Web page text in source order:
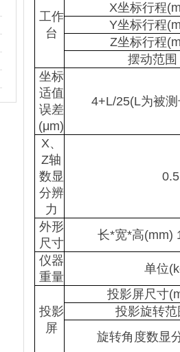
工作
台
X坐标行程
Y坐标行程
Z坐标行程
摆动范围
坐标
适值
误差
(μm)
4+L/25(L为被
X、
Z轴
数显
分辨
力
外形
尺寸
长*宽*高(mm)
仪器
重量
单位
投影
屏
投影屏尺寸
投影旋转范
旋转角度数显